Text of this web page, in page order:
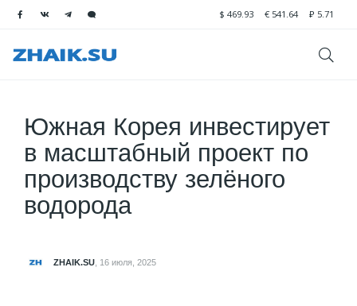
$ 469.93 € 541.64 ₽ 5.71
Южная Корея инвестирует
в масштабный проект по
производству зелёного
водорода
ZHAIK.SU 16 июля, 2025